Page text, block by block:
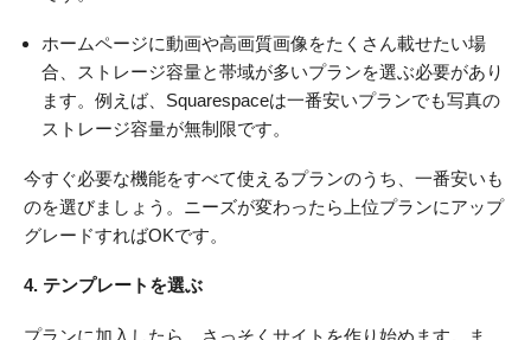
ホームページに動画や高画質画像をたくさん載せたい場
合、ストレージ容量と帯域が多いプランを選ぶ必要があり
ます。例えば、Squarespaceは一番安いプランでも写真の
ストレージ容量が無制限です。
今すぐ必要な機能をすべて使えるプランのうち、一番安いも
のを選びましょう。ニーズが変わったら上位プランにアップ
グレードすればOKです。
4. テンプレートを選ぶ
プランに加入したら、さっそくサイトを作り始めます。ま